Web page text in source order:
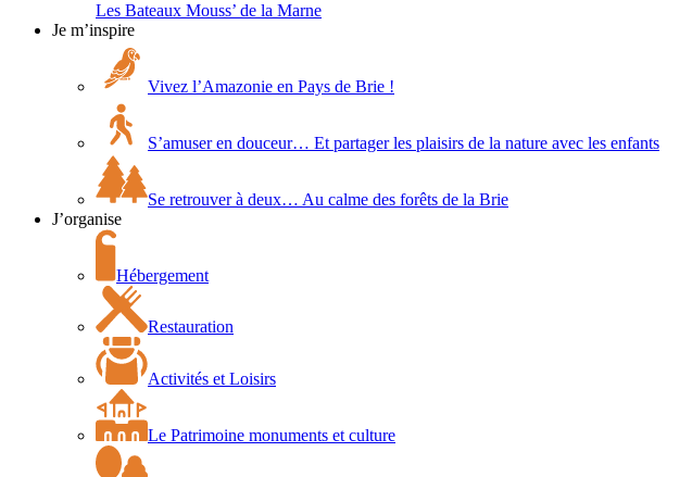
Les Bateaux Mouss’ de la Marne
Je m’inspire
Vivez l’Amazonie en Pays de Brie !
S’amuser en douceur… Et partager les plaisirs de la nature avec les enfants
Se retrouver à deux… Au calme des forêts de la Brie
J’organise
Hébergement
Restauration
Activités et Loisirs
Le Patrimoine monuments et culture